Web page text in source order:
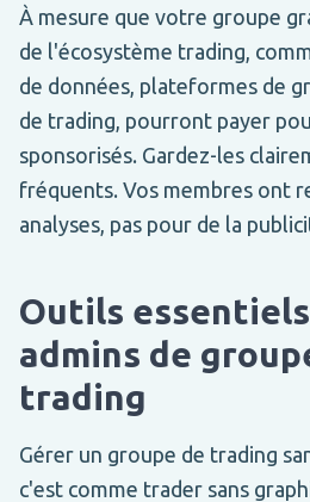
À mesure que votre groupe
de l'écosystème trading,
de données, plateformes de
de trading, pourront payer
sponsorisés. Gardez-les
fréquents. Vos membres ont
analyses, pas pour de la
Outils
admins de
trading
Gérer un groupe de trading
c'est comme trader sans